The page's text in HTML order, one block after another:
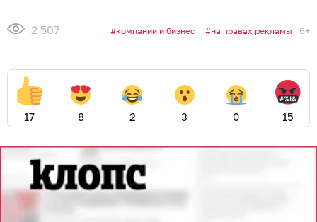
2 507 компании и бизнес на правах рекламы 6+
17 8 2 3 0 15